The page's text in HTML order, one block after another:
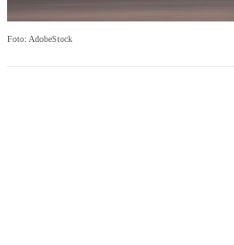
Foto: AdobeStock